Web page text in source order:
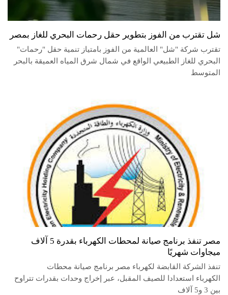
شل تقترب من الفوز بتطوير حقل رحمات البحري للغاز بمصر
تقترب شركة "شل" العالمية من الفوز بامتياز تنمية حقل "رحمات"
البحري للغاز الطبيعي الواقع في شمال شرق المياه العميقة بالبحر
المتوسط
مصر تنفذ برنامج صيانة لمحطات الكهرباء بقدرة 5 آلاف
ميجاوات شهريًا
تنفذ الشركة القابضة لكهرباء مصر برنامج صيانة محطات
الكهرباء استعدادا للصيف المقبل، عبر إخراج وحدات بقدرات تتراوح
بين 3 و5 آلاف